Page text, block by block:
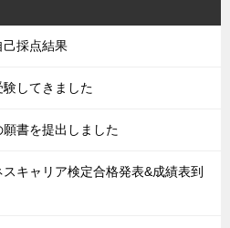
採点結果
してきました
書を提出しました
スキャリア検定合格発表&成績表到